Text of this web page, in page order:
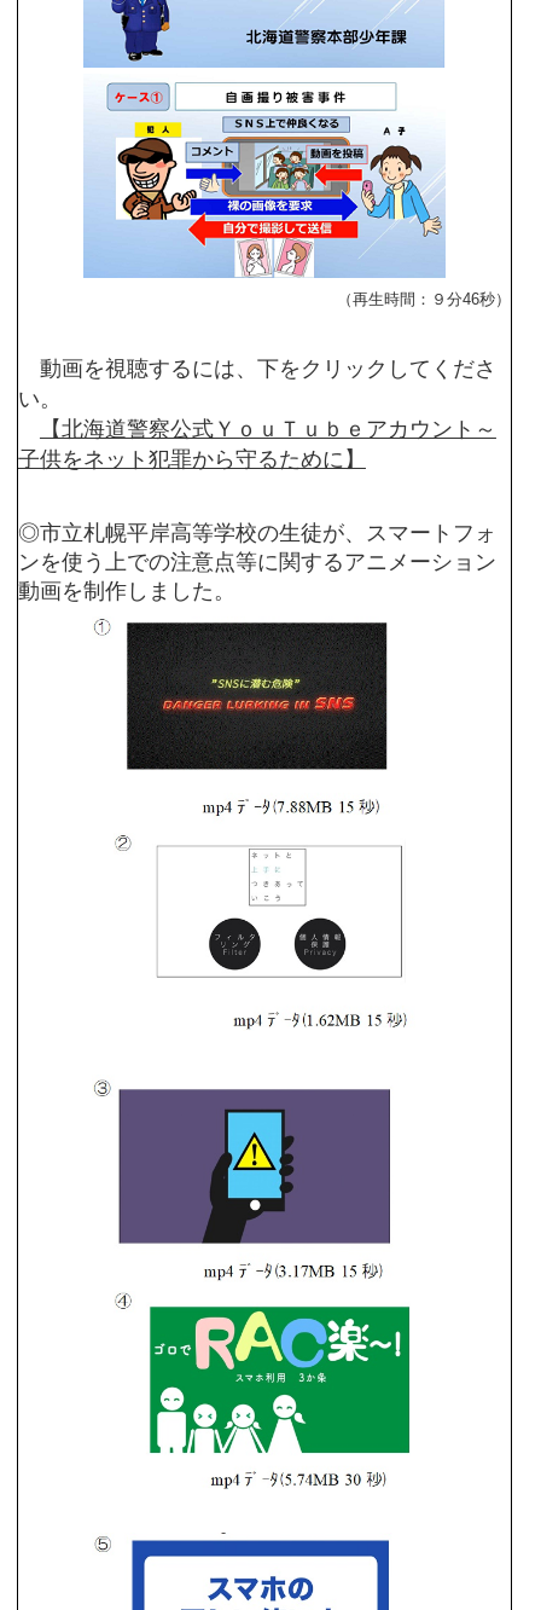
（再生時間：９分46秒）
動画を視聴するには、下をクリックしてくださ
い。
【北海道警察公式ＹｏｕＴｕｂｅアカウント～
子供をネット犯罪から守るために】
◎市立札幌平岸高等学校の生徒が、スマートフォ
ンを使う上での注意点等に関するアニメーション
動画を制作しました。